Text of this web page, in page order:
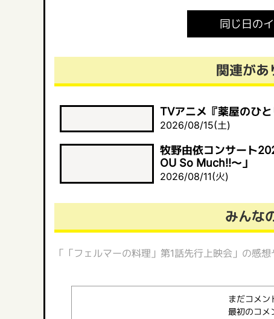
同じ日の
関連があ
TVアニメ『薬屋のひ
2026/08/15(土)
牧野由依コンサート
OU So Much!!～」
2026/08/11(火)
みんな
「「フェルマーの料理」第1話先行上映会」の感
まだコメン
最初のコメ